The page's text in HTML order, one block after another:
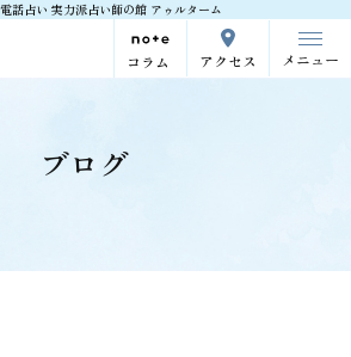
話占い 実力派占い師の館 アゥルターム
コラム アクセス メニュー
ブログ